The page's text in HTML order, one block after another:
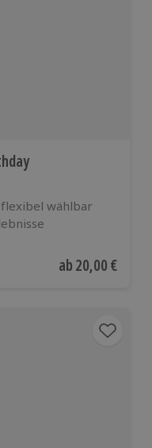
wählbar
Aktueller Preis
ab20,00 €